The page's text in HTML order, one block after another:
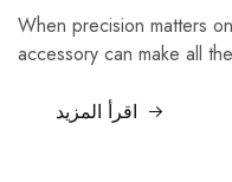
When precision matters
accessory can make all
اقرأ المزيد